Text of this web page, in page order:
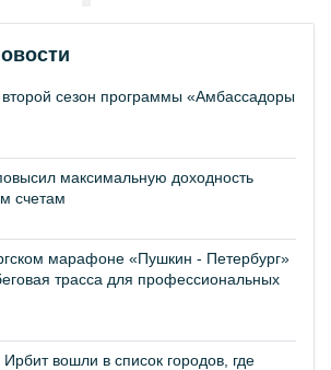
сезон программы «Амбассадоры
максимальную доходность
счетам
марафоне «Пушкин - Петербург»
трасса для профессиональных
вошли в список городов, где